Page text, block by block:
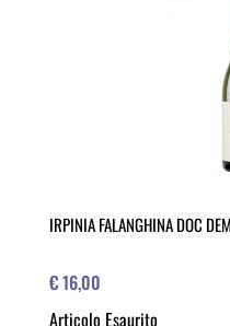
IRPINIA FALANGHINA DOC
€ 16,00
Articolo Esaurito